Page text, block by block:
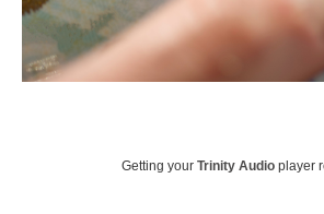
Getting your Trinity Audio player